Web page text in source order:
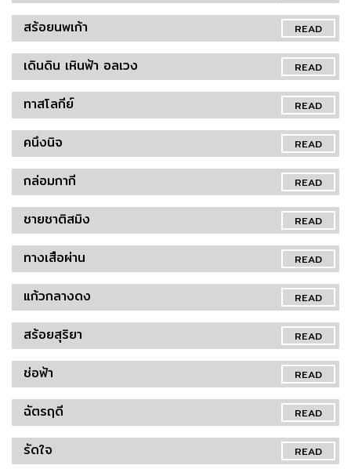
READ
สร้อยนพเก้า
READ
เดินดิน เหินฟ้า อลเวง
READ
ทาสโลกีย์
READ
คนึงนิจ
READ
กล่อมกากี
READ
ชายชาติสมิง
READ
ทางเสือผ่าน
READ
แก้วกลางดง
READ
สร้อยสุริยา
READ
ช่อฟ้า
READ
ฉัตรฤดี
READ
รัดใจ